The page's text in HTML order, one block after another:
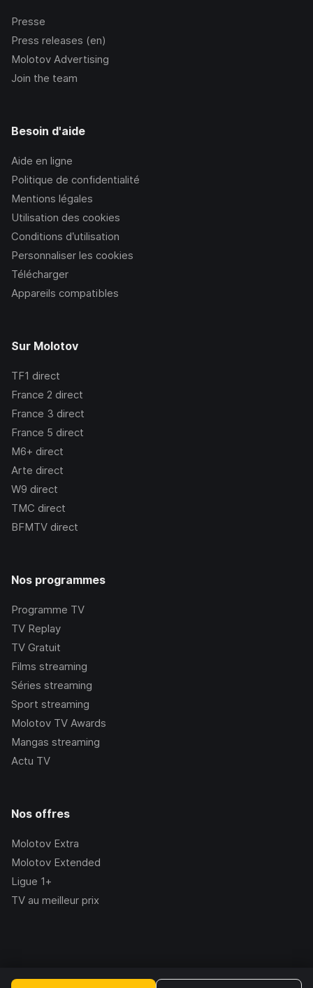
Presse
Press releases (en)
Molotov Advertising
Join the team
Besoin d'aide
Aide en ligne
Politique de confidentialité
Mentions légales
Utilisation des cookies
Conditions d’utilisation
Personnaliser les cookies
Télécharger
Appareils compatibles
Sur Molotov
TF1 direct
France 2 direct
France 3 direct
France 5 direct
M6+ direct
Arte direct
W9 direct
TMC direct
BFMTV direct
Nos programmes
Programme TV
TV Replay
TV Gratuit
Films streaming
Séries streaming
Sport streaming
Molotov TV Awards
Mangas streaming
Actu TV
Nos offres
Molotov Extra
Molotov Extended
Ligue 1+
TV au meilleur prix